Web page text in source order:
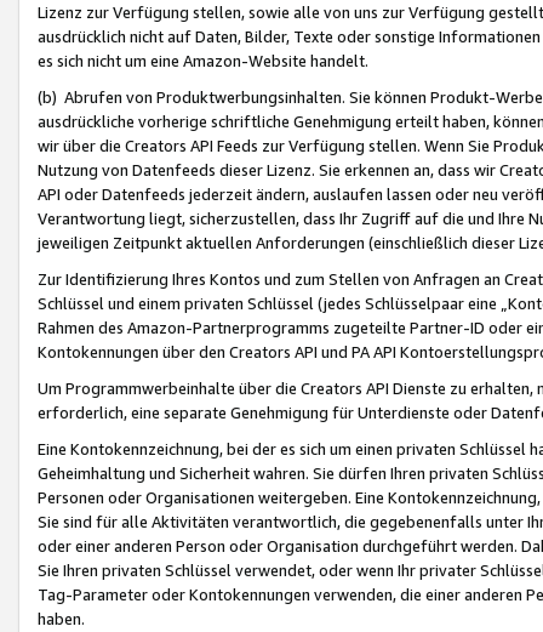
Lizenz zur Verfügung stellen, sowie alle von uns zur Verfügung
ausdrücklich nicht auf Daten, Bilder, Texte oder sonstige
es sich nicht um eine Amazon-Website handelt.
(b) Abrufen von Produktwerbungsinhalten. Sie können Produkt-
ausdrückliche vorherige schriftliche Genehmigung erteilt haben,
wir über die Creators API Feeds zur Verfügung stellen. Wenn Sie
Nutzung von Datenfeeds dieser Lizenz. Sie erkennen an, dass wir
API oder Datenfeeds jederzeit ändern, auslaufen lassen oder neu
Verantwortung liegt, sicherzustellen, dass Ihr Zugriff auf die und Ihre
jeweiligen Zeitpunkt aktuellen Anforderungen (einschließlich dieser
Zur Identifizierung Ihres Kontos und zum Stellen von Anfragen an
Schlüssel und einem privaten Schlüssel (jedes Schlüsselpaar eine
Rahmen des Amazon-Partnerprogramms zugeteilte Partner-ID oder
Kontokennungen über den Creators API und PA API
Um Programmwerbeinhalte über die Creators API Dienste zu
erforderlich, eine separate Genehmigung für Unterdienste oder
Eine Kontokennzeichnung, bei der es sich um einen privaten
Geheimhaltung und Sicherheit wahren. Sie dürfen Ihren privaten
Personen oder Organisationen weitergeben. Eine
Sie sind für alle Aktivitäten verantwortlich, die gegebenenfalls unter
oder einer anderen Person oder Organisation durchgeführt werden.
Sie Ihren privaten Schlüssel verwendet, oder wenn Ihr privater
Tag-Parameter oder Kontokennungen verwenden, die einer anderen
haben.